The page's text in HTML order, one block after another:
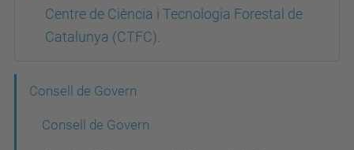
Centre de Ciència i Tecnologia Forestal de
Catalunya (CTFC).
Consell de Govern
Consell de Govern